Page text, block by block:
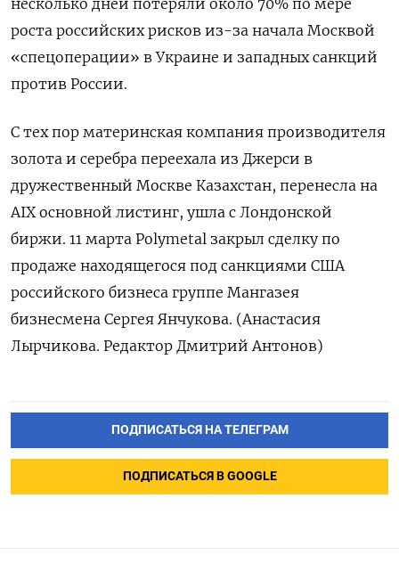
несколько дней потеряли около 70% по мере
роста российских рисков из-за начала Москвой
«спецоперации» в Украине и западных санкций
против России.
С тех пор материнская компания производителя
золота и серебра переехала из Джерси в
дружественный Москве Казахстан, перенесла на
AIX основной листинг, ушла с Лондонской
биржи. 11 марта Polymetal закрыл сделку по
продаже находящегося под санкциями США
российского бизнеса группе Мангазея
бизнесмена Сергея Янчукова. (Анастасия
Лырчикова. Редактор Дмитрий Антонов)
ПОДПИСАТЬСЯ НА ТЕЛЕГРАМ
ПОДПИСАТЬСЯ В GOOGLE